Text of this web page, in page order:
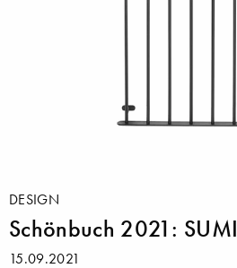
DESIGN
Schönbuch 2021: SUMI
15.09.2021